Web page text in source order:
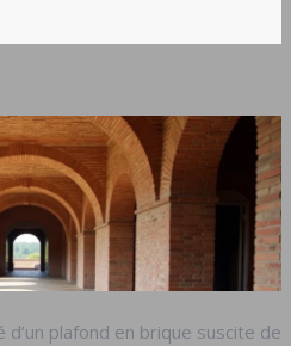
plafond en brique suscite de